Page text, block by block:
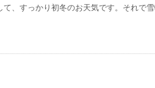
、すっかり初冬のお天気です。それで